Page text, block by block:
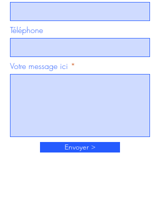
Téléphone
Votre message ici
Envoyer >